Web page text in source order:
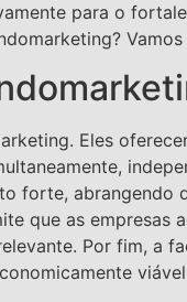
para o
Eles
forte,
que as
Por fim, a